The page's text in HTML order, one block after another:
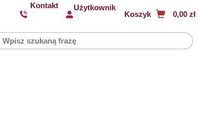
Kontakt Użytkownik
Koszyk 0,00 zł